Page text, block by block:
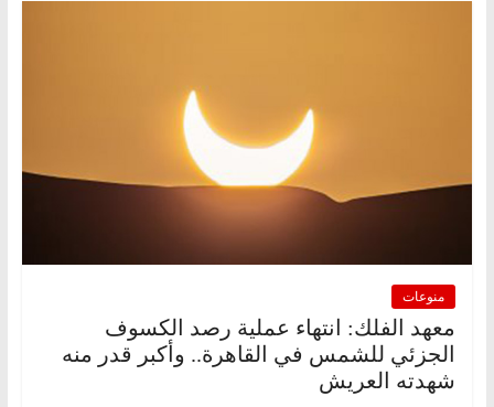
منوعات
معهد الفلك: انتهاء عملية رصد الكسوف
الجزئي للشمس في القاهرة.. وأكبر قدر منه
شهدته العريش